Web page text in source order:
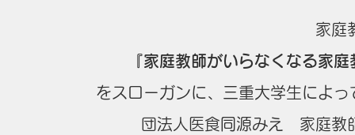
家庭
『家庭教師がいらなくなる家
をスローガンに、三重大学生によ
団法人医食同源みえ 家庭教